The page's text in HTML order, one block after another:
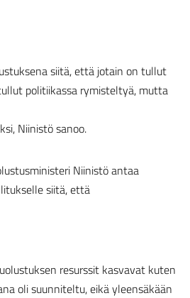
siitä, että jotain on tullut
politiikassa rymisteltyä, mutta
Niinistö sanoo.
Niinistö antaa
siitä, että
resurssit kasvavat kuten
oli suunniteltu, eikä yleensäkään